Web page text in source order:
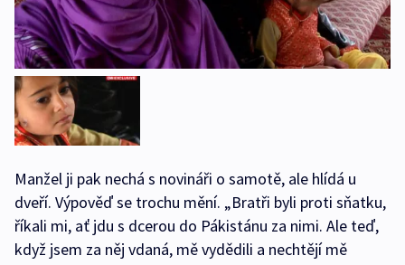
Manžel ji pak nechá s novináři o samotě, ale hlídá u
dveří. Výpověď se trochu mění. „Bratři byli proti sňatku,
říkali mi, ať jdu s dcerou do Pákistánu za nimi. Ale teď,
když jsem za něj vdaná, mě vydědili a nechtějí mě